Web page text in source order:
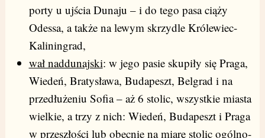
porty u ujścia Dunaju – i do tego pasa ciąży
Odessa, a także na lewym skrzydle Królewiec-
Kaliningrad,
wał naddunajski: w jego pasie skupiły się Praga,
Wiedeń, Bratysława, Budapeszt, Belgrad i na
przedłużeniu Sofia – aż 6 stolic, wszystkie miasta
wielkie, a trzy z nich: Wiedeń, Budapeszt i Praga
w przeszłości lub obecnie na miarę stolic ogólno-